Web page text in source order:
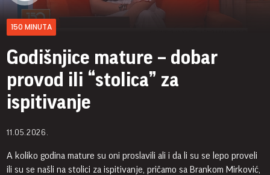
150 MINUTA
Godišnjice mature – dobar
provod ili “stolica” za
ispitivanje
11.05.2026.
A koliko godina mature su oni proslavili ali i da li su se lepo proveli
ili su se našli na stolici za ispitivanje, pričamo sa Brankom Mirković,